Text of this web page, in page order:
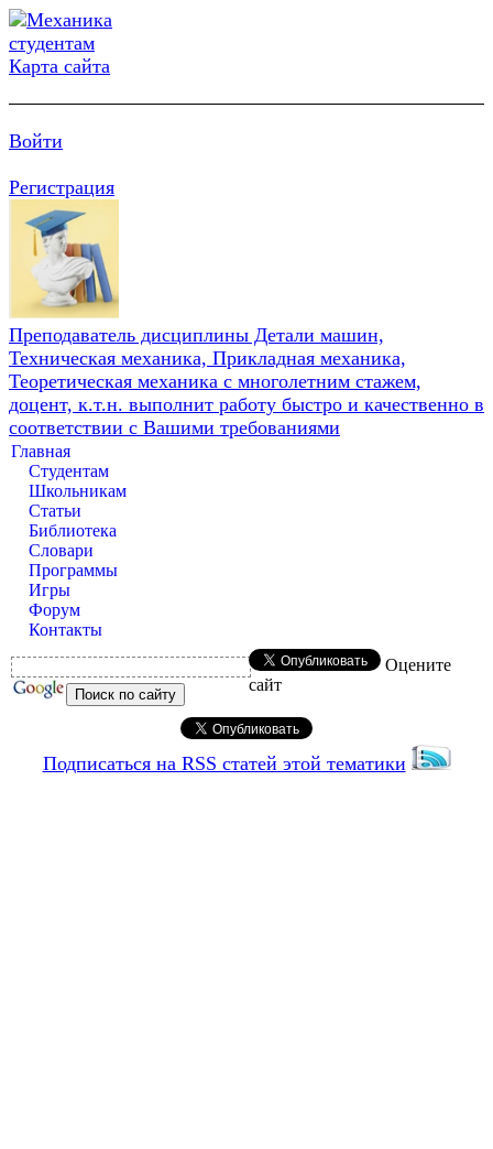
Карта сайта
Войти
Регистрация
Преподаватель дисциплины Детали машин,
Техническая механика, Прикладная механика,
Теоретическая механика с многолетним стажем,
доцент, к.т.н. выполнит работу быстро и качественно в
соответствии с Вашими требованиями
Главная
Студентам
Школьникам
Статьи
Библиотека
Словари
Программы
Игры
Форум
Контакты
Оцените
сайт
Подписаться на RSS статей этой тематики